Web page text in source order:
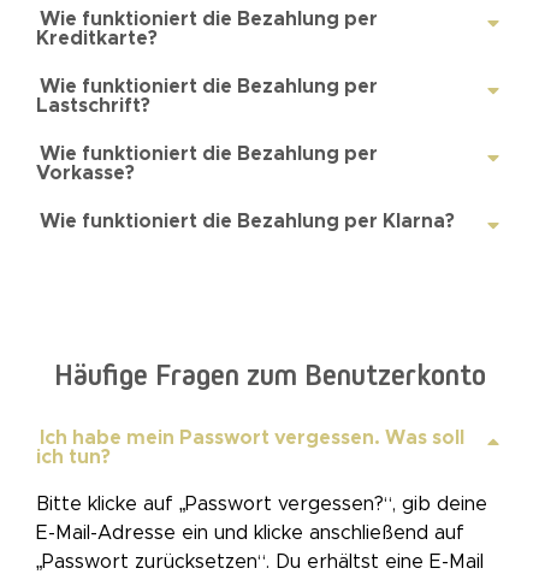
Wie funktioniert die Bezahlung per
Kreditkarte?
Wie funktioniert die Bezahlung per
Lastschrift?
Wie funktioniert die Bezahlung per
Vorkasse?
Wie funktioniert die Bezahlung per Klarna?
Häufige Fragen zum Benutzerkonto
Ich habe mein Passwort vergessen. Was soll
ich tun?
Bitte klicke auf „Passwort vergessen?“, gib deine
E-Mail-Adresse ein und klicke anschließend auf
„Passwort zurücksetzen“. Du erhältst eine E-Mail